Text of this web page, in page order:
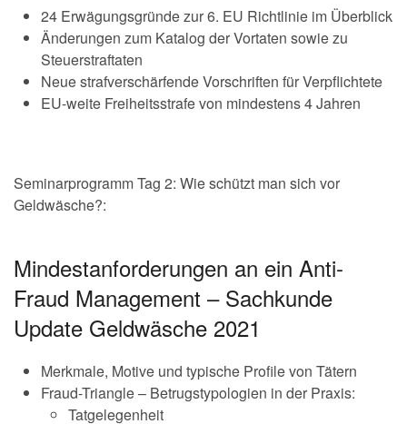
24 Erwägungsgründe zur 6. EU Richtlinie im Überblick
Änderungen zum Katalog der Vortaten sowie zu
Steuerstraftaten
Neue strafverschärfende Vorschriften für Verpflichtete
EU-weite Freiheitsstrafe von mindestens 4 Jahren
Seminarprogramm Tag 2: Wie schützt man sich vor
Geldwäsche?:
Mindestanforderungen an ein Anti-
Fraud Management – Sachkunde
Update Geldwäsche 2021
Merkmale, Motive und typische Profile von Tätern
Fraud-Triangle – Betrugstypologien in der Praxis:
Tatgelegenheit